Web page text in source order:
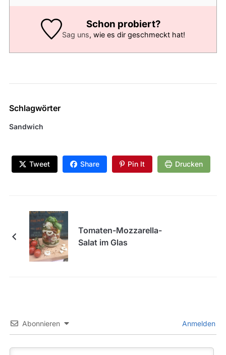
Schon probiert?
Sag uns, wie es dir geschmeckt hat!
Schlagwörter
Sandwich
Tweet Share Pin It Drucken
Tomaten-Mozzarella-
Salat im Glas
Abonnieren Anmelden